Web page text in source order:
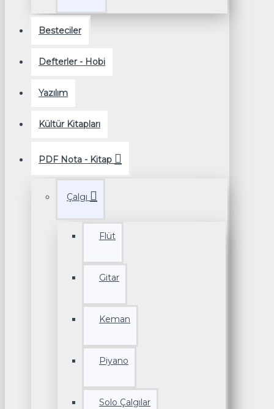
Besteciler
Defterler - Hobi
Yazılım
Kültür Kitapları
PDF Nota - Kitap
Çalgı
Flüt
Gitar
Keman
Piyano
Solo Çalgılar